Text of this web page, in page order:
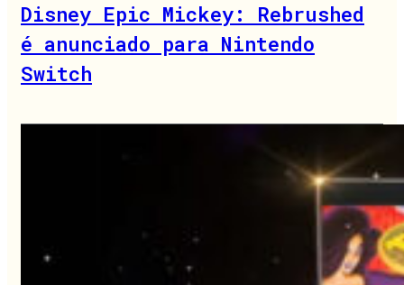
Disney Epic Mickey: Rebrushed
é anunciado para Nintendo
Switch